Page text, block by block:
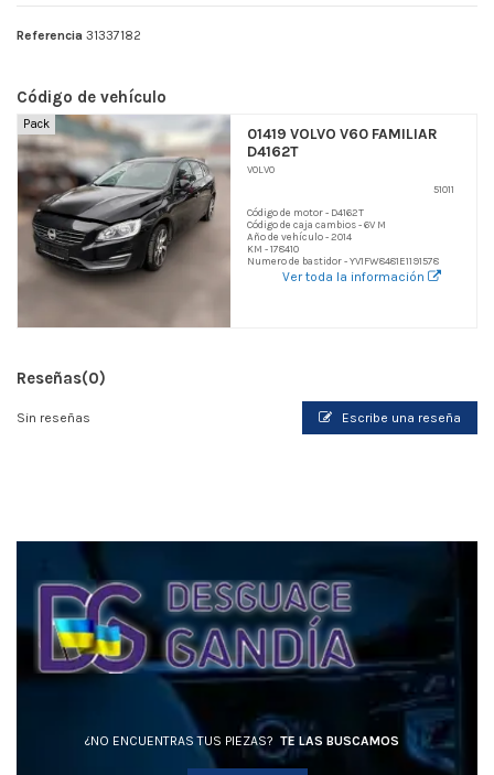
Referencia 31337182
Código de vehículo
Pack
01419 VOLVO V60 FAMILIAR
D4162T
VOLVO
51011
Código de motor - D4162T
Código de caja cambios - 6V M
Año de vehículo - 2014
KM - 178410
Numero de bastidor - YV1FW8481E1191578
Ver toda la información
Reseñas(0)
Sin reseñas Escribe una reseña
¿NO ENCUENTRAS TUS PIEZAS? TE LAS BUSCAMOS